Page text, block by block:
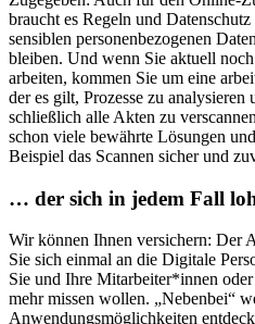
braucht es Regeln und
sensiblen personenbezogenen
bleiben. Und wenn Sie aktuell
arbeiten, kommen Sie um eine
der es gilt, Prozesse zu
schließlich alle Akten zu
schon viele bewährte Lösungen
Beispiel das Scannen sicher und
… der sich in jedem Fall
Wir können Ihnen versichern: Der
Sie sich einmal an die Digitale
Sie und Ihre Mitarbeiter*innen
mehr missen wollen. „Nebenbei“
Anwendungsmöglichkeiten